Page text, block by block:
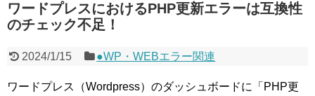
ワードプレスにおけるPHP更新エラーは互換性
のチェック不足！
2024/1/15 ●WP・WEBエラー関連
ワードプレス（Wordpress）のダッシュボードに「PHP更